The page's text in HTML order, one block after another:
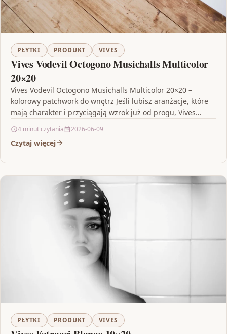
PŁYTKI PRODUKT VIVES
Vives Vodevil Octogono Musichalls Multicolor
20×20
Vives Vodevil Octogono Musichalls Multicolor 20×20 –
kolorowy patchwork do wnętrz Jeśli lubisz aranżacje, które
mają charakter i przyciągają wzrok już od progu, Vives…
4 minut czytania 2026-06-09
Czytaj więcej
PŁYTKI PRODUKT VIVES